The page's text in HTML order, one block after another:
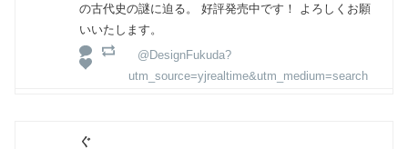
の古代史の謎に迫る。 好評発売中です！ よろしくお願
いいたします。
@DesignFukuda?
utm_source=yjrealtime&utm_medium=search
ぐ